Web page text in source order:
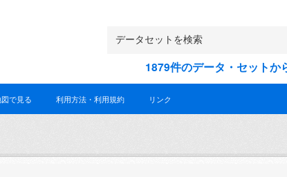
1879件のデータ・セットか
で見る 利用方法・利用規約 リンク